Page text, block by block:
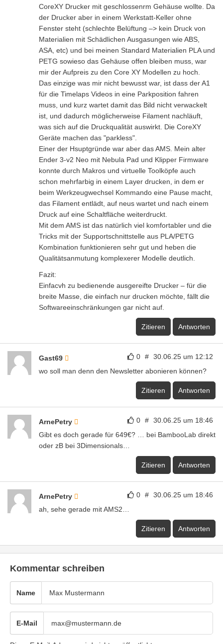
CoreXY Drucker mit geschlossenrm Gehäuse wollte. Da
der Drucker aber in einem Werkstatt-Keller ohne
Fenster steht (schlechte Belüftung –> kein Druck von
Materialien mit Schädlichen Ausgasungen wie ABS,
ASA, etc) und bei meinen Standard Materialien PLA und
PETG sowieso das Gehäuse offen bleiben muss, war
mir der Aufpreis zu den Core XY Modellen zu hoch.
Das einzige was mir nicht bewusst war, ist dass der A1
für die Timelaps Videos in eine Parkposition fahren
muss, und kurz wartet damit das Bild nicht verwackelt
ist, und dadurch möglicherweise Filament nachläuft,
was sich auf die Druckqualität auswirkt. Die CoreXY
Geräte machen das "parkless".
Einer der Hsuptgründe war aber das AMS. Mein alter
Ender 3-v2 Neo mit Nebula Pad und Klipper Firmware
konnte durch Makros und virtuelle Toolköpfe auch
schon mehrfarbig in einem Layer drucken, in dem er
beim Werkzeugwechsel Kommando eine Pause macht,
das Filament entlädt, auf neus wartet und nach einem
Druck auf eine Schaltfläche weiterdruckt.
Mit dem AMS ist das natürlich viel komfortabler und die
Tricks mit der Supportschnittstelle aus PLA/PETG
Kombination funktionieren sehr gut und heben die
Qualitätsanmutung komplexerer Modelle deutlich.
Fazit:
Einfacvh zu bedienende ausgereifte Drucker – für die
breite Masse, die einfach nur drucken möchte, fällt die
Softwareeinschränkungen gar nicht auf.
Zitieren Antworten
0 # 30.06.25 um 12:12
Gast69
wo soll man denn den Newsletter abonieren können?
Zitieren Antworten
0 # 30.06.25 um 18:46
ArnePetry
Gibt es doch gerade für 649€? … bei BambooLab direkt
oder zB bei 3Dimensionals…
Zitieren Antworten
0 # 30.06.25 um 18:46
ArnePetry
ah, sehe gerade mit AMS2…
Zitieren Antworten
Kommentar schreiben
Name
E-Mail